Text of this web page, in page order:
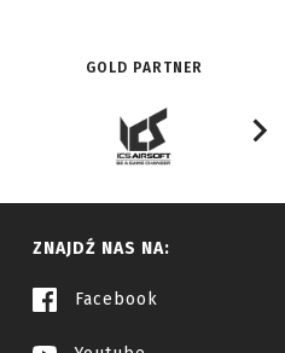
GOLD PARTNER
ZNAJDŹ NAS NA:
Facebook